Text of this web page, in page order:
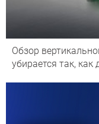
Обзор
убирается так, как